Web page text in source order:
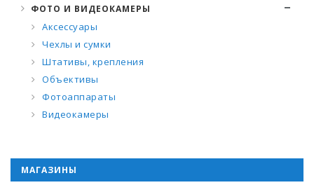
ФОТО И ВИДЕОКАМЕРЫ
Аксессуары
Чехлы и сумки
Штативы, крепления
Объективы
Фотоаппараты
Видеокамеры
МАГАЗИНЫ